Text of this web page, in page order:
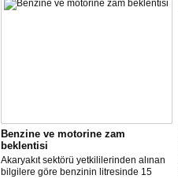
Benzine ve motorine zam
beklentisi
Akaryakıt sektörü yetkililerinden alınan
bilgilere göre benzinin litresinde 15